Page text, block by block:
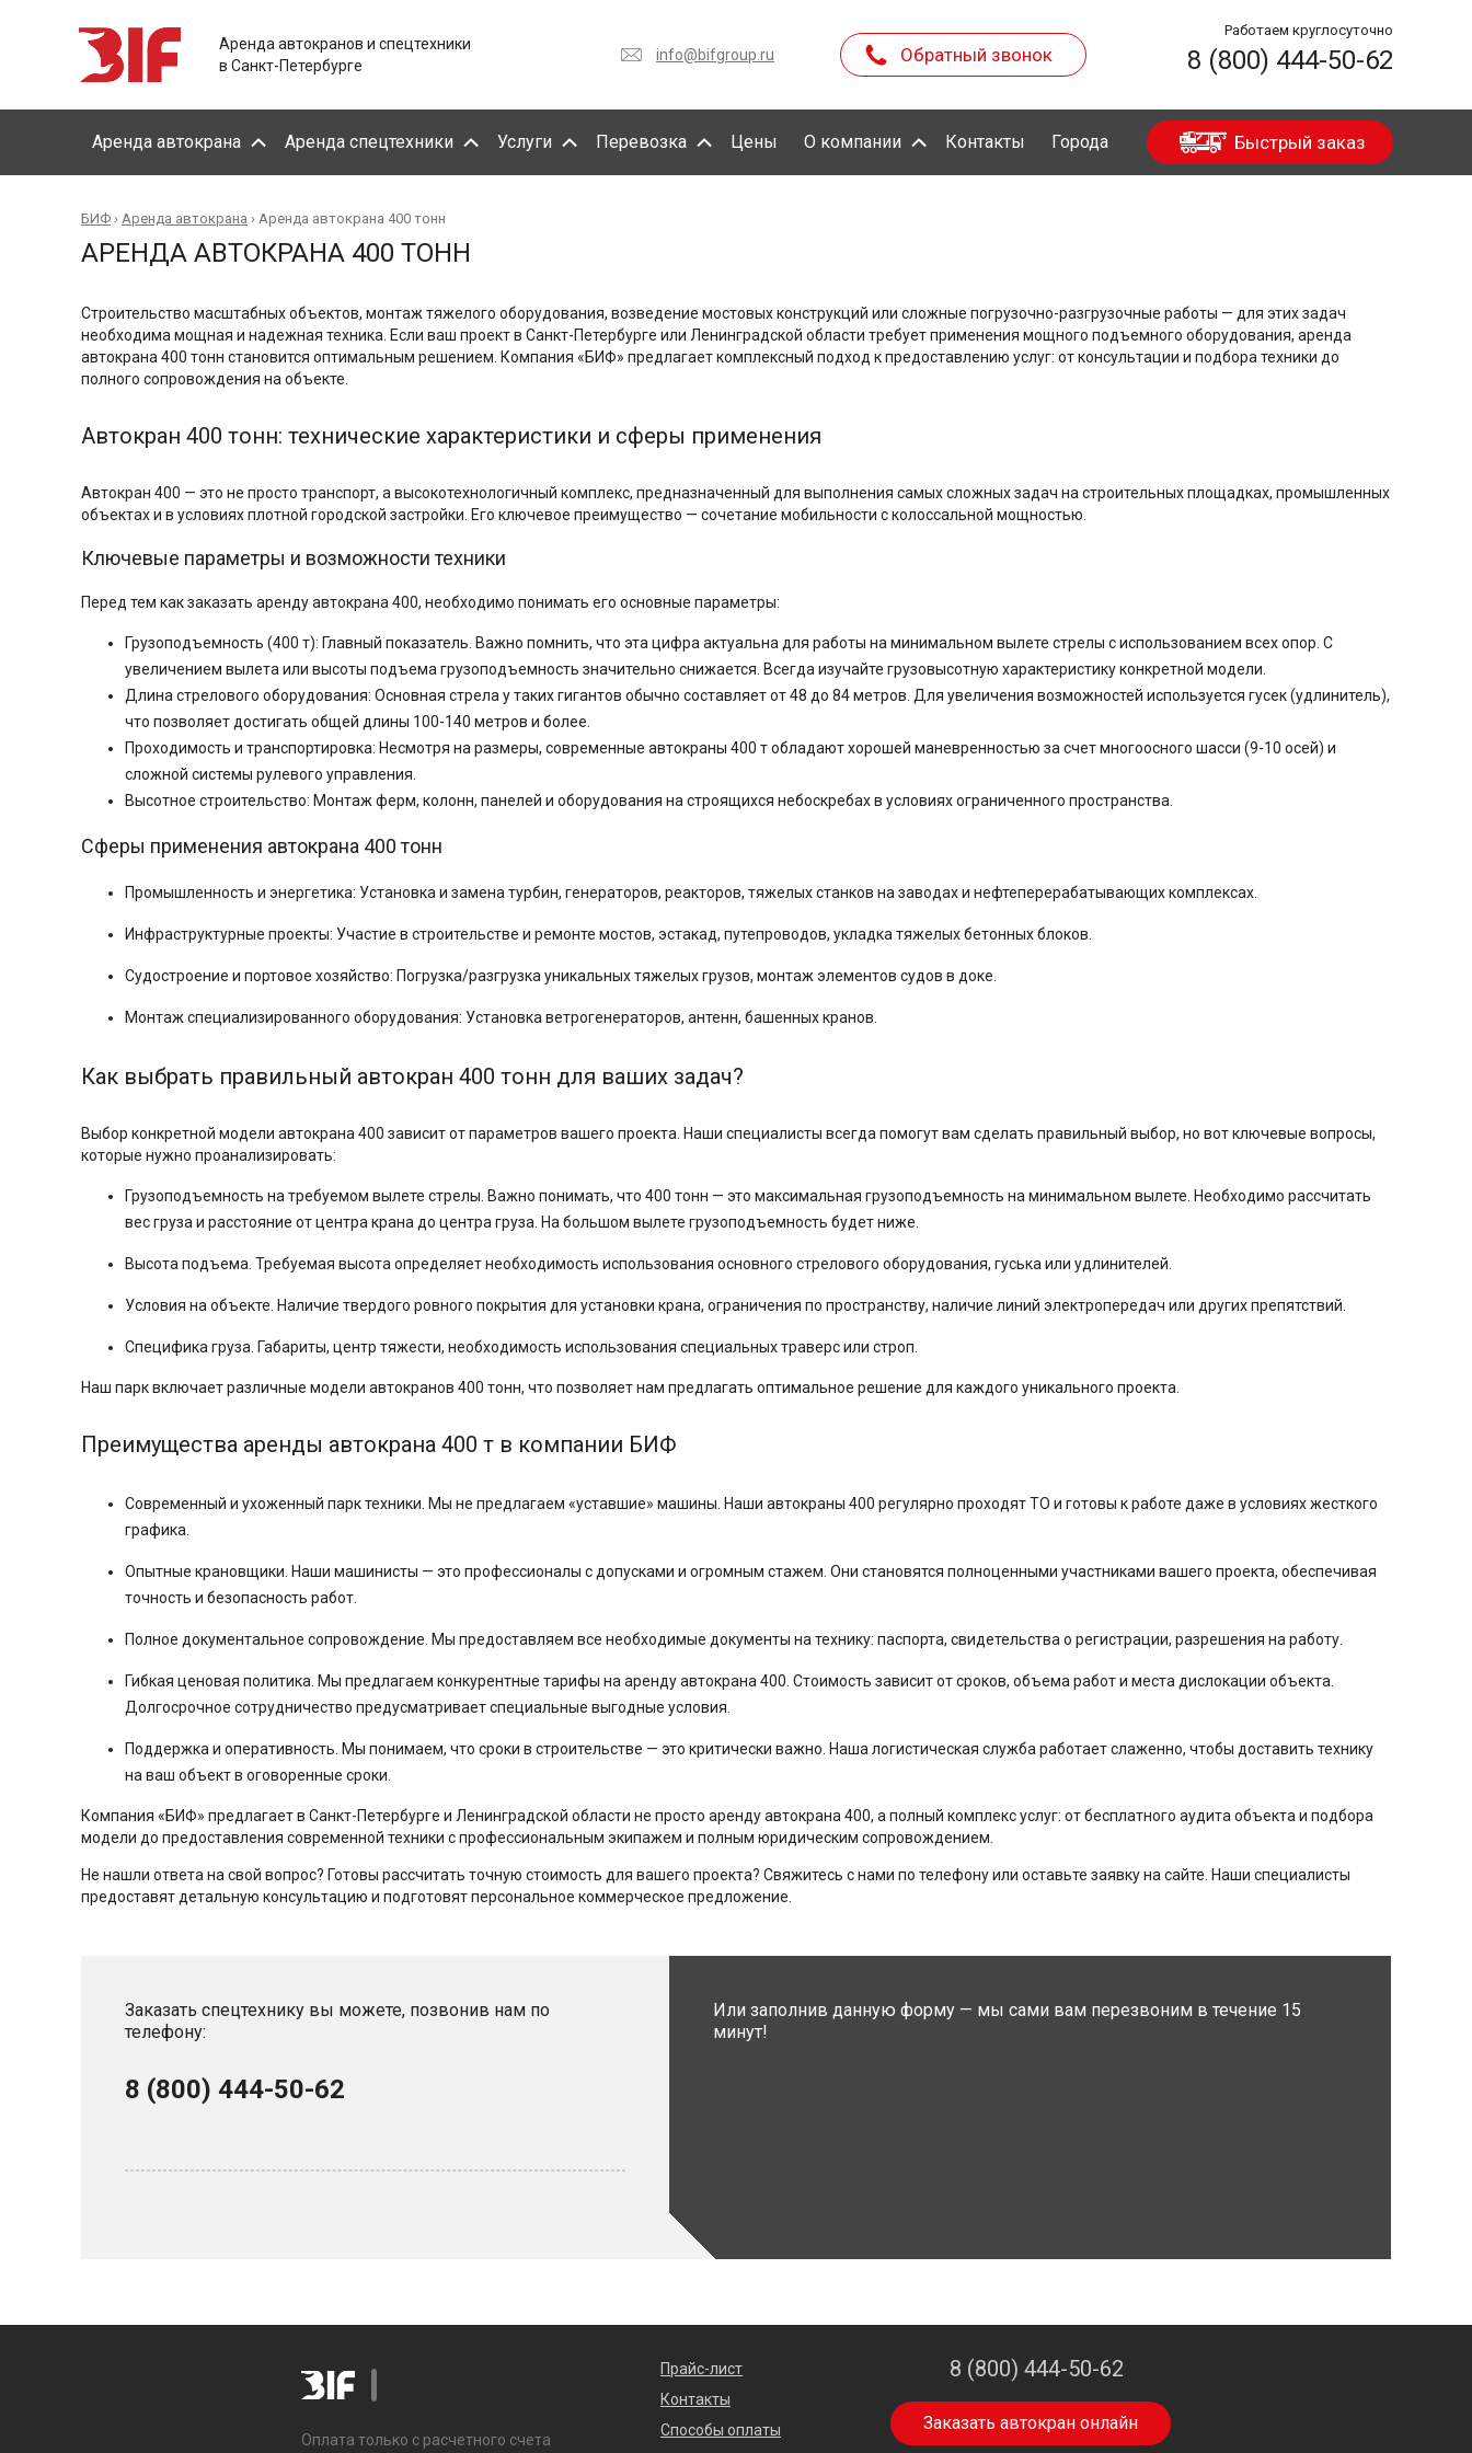
Аренда автокранов и спецтехники
в Санкт-Петербурге
info@bifgroup.ru Обратный звонок
Работаем круглосуточно
8 (800) 444-50-62
Аренда автокрана Аренда спецтехники Услуги Перевозка Цены О компании Контакты Города Быстрый заказ
БИФ › Аренда автокрана › Аренда автокрана 400 тонн
АРЕНДА АВТОКРАНА 400 ТОНН
Строительство масштабных объектов, монтаж тяжелого оборудования, возведение мостовых конструкций или сложные погрузочно-разгрузочные работы — для этих задач
необходима мощная и надежная техника. Если ваш проект в Санкт-Петербурге или Ленинградской области требует применения мощного подъемного оборудования, аренда
автокрана 400 тонн становится оптимальным решением. Компания «БИФ» предлагает комплексный подход к предоставлению услуг: от консультации и подбора техники до
полного сопровождения на объекте.
Автокран 400 тонн: технические характеристики и сферы применения
Автокран 400 — это не просто транспорт, а высокотехнологичный комплекс, предназначенный для выполнения самых сложных задач на строительных площадках, промышленных
объектах и в условиях плотной городской застройки. Его ключевое преимущество — сочетание мобильности с колоссальной мощностью.
Ключевые параметры и возможности техники
Перед тем как заказать аренду автокрана 400, необходимо понимать его основные параметры:
Грузоподъемность (400 т): Главный показатель. Важно помнить, что эта цифра актуальна для работы на минимальном вылете стрелы с использованием всех опор. С
увеличением вылета или высоты подъема грузоподъемность значительно снижается. Всегда изучайте грузовысотную характеристику конкретной модели.
Длина стрелового оборудования: Основная стрела у таких гигантов обычно составляет от 48 до 84 метров. Для увеличения возможностей используется гусек (удлинитель),
что позволяет достигать общей длины 100-140 метров и более.
Проходимость и транспортировка: Несмотря на размеры, современные автокраны 400 т обладают хорошей маневренностью за счет многoосного шасси (9-10 осей) и
сложной системы рулевого управления.
Высотное строительство: Монтаж ферм, колонн, панелей и оборудования на строящихся небоскребах в условиях ограниченного пространства.
Сферы применения автокрана 400 тонн
Промышленность и энергетика: Установка и замена турбин, генераторов, реакторов, тяжелых станков на заводах и нефтеперерабатывающих комплексах.
Инфраструктурные проекты: Участие в строительстве и ремонте мостов, эстакад, путепроводов, укладка тяжелых бетонных блоков.
Судостроение и портовое хозяйство: Погрузка/разгрузка уникальных тяжелых грузов, монтаж элементов судов в доке.
Монтаж специализированного оборудования: Установка ветрогенераторов, антенн, башенных кранов.
Как выбрать правильный автокран 400 тонн для ваших задач?
Выбор конкретной модели автокрана 400 зависит от параметров вашего проекта. Наши специалисты всегда помогут вам сделать правильный выбор, но вот ключевые вопросы,
которые нужно проанализировать:
Грузоподъемность на требуемом вылете стрелы. Важно понимать, что 400 тонн — это максимальная грузоподъемность на минимальном вылете. Необходимо рассчитать
вес груза и расстояние от центра крана до центра груза. На большом вылете грузоподъемность будет ниже.
Высота подъема. Требуемая высота определяет необходимость использования основного стрелового оборудования, гуська или удлинителей.
Условия на объекте. Наличие твердого ровного покрытия для установки крана, ограничения по пространству, наличие линий электропередач или других препятствий.
Специфика груза. Габариты, центр тяжести, необходимость использования специальных траверс или строп.
Наш парк включает различные модели автокранов 400 тонн, что позволяет нам предлагать оптимальное решение для каждого уникального проекта.
Преимущества аренды автокрана 400 т в компании БИФ
Современный и ухоженный парк техники. Мы не предлагаем «уставшие» машины. Наши автокраны 400 регулярно проходят ТО и готовы к работе даже в условиях жесткого
графика.
Опытные крановщики. Наши машинисты — это профессионалы с допусками и огромным стажем. Они становятся полноценными участниками вашего проекта, обеспечивая
точность и безопасность работ.
Полное документальное сопровождение. Мы предоставляем все необходимые документы на технику: паспорта, свидетельства о регистрации, разрешения на работу.
Гибкая ценовая политика. Мы предлагаем конкурентные тарифы на аренду автокрана 400. Стоимость зависит от сроков, объема работ и места дислокации объекта.
Долгосрочное сотрудничество предусматривает специальные выгодные условия.
Поддержка и оперативность. Мы понимаем, что сроки в строительстве — это критически важно. Наша логистическая служба работает слаженно, чтобы доставить технику
на ваш объект в оговоренные сроки.
Компания «БИФ» предлагает в Санкт-Петербурге и Ленинградской области не просто аренду автокрана 400, а полный комплекс услуг: от бесплатного аудита объекта и подбора
модели до предоставления современной техники с профессиональным экипажем и полным юридическим сопровождением.
Не нашли ответа на свой вопрос? Готовы рассчитать точную стоимость для вашего проекта? Свяжитесь с нами по телефону или оставьте заявку на сайте. Наши специалисты
предоставят детальную консультацию и подготовят персональное коммерческое предложение.
Заказать спецтехнику вы можете, позвонив нам по
телефону:
8 (800) 444-50-62
Или заполнив данную форму — мы сами вам перезвоним в течение 15
минут!
Оплата только с расчетного счета
Прайс-лист
Контакты
Способы оплаты
8 (800) 444-50-62
Заказать автокран онлайн